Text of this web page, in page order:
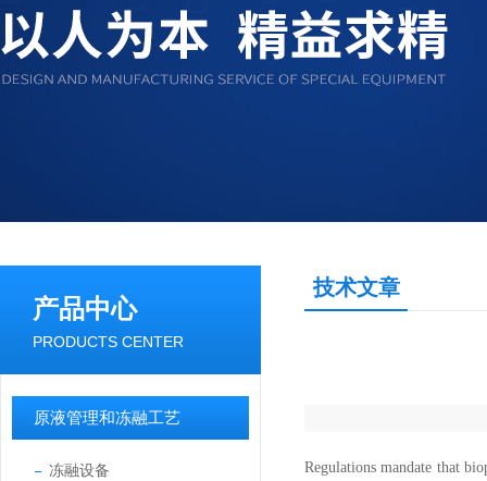
产品中心
PRODUCTS CENTER
原液管理和冻融工艺
冻融设备
技术文章
Regulations mandate that